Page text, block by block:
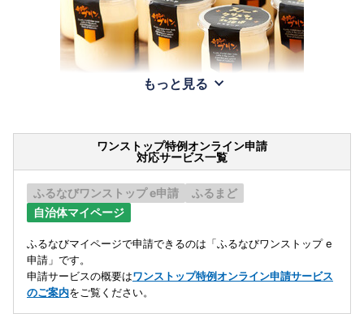
もっと見る
ワンストップ特例オンライン申請
対応サービス一覧
ふるなびワンストップ e申請
ふるまど
自治体マイページ
ふるなびマイページで申請できるのは「ふるなびワンストップ e
申請」です。
申請サービスの概要はワンストップ特例オンライン申請サービス
のご案内をご覧ください。